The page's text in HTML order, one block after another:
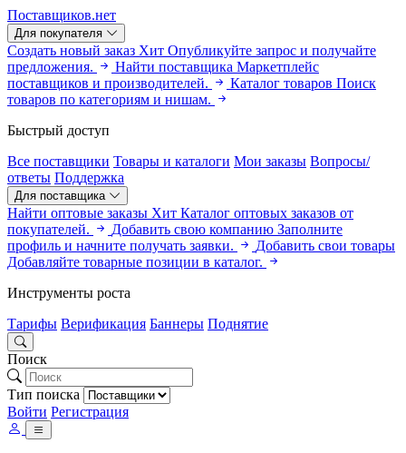
Поставщиков.нет
Для покупателя
Создать новый заказ Хит Опубликуйте запрос и получайте
предложения.
Найти поставщика Маркетплейс
поставщиков и производителей.
Каталог товаров Поиск
товаров по категориям и нишам.
Быстрый доступ
Все поставщики Товары и каталоги Мои заказы Вопросы/
ответы Поддержка
Для поставщика
Найти оптовые заказы Хит Каталог оптовых заказов от
покупателей.
Добавить свою компанию Заполните
профиль и начните получать заявки.
Добавить свои товары
Добавляйте товарные позиции в каталог.
Инструменты роста
Тарифы Верификация Баннеры Поднятие
Поиск
Тип поиска
Войти Регистрация